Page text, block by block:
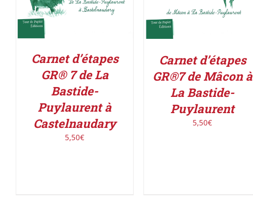
Carnet d’étapes
GR® 7 de La
Bastide-
Puylaurent à
Castelnaudary
5,50€
Carnet d’étapes
GR®7 de Mâcon à
La Bastide-
Puylaurent
5,50€